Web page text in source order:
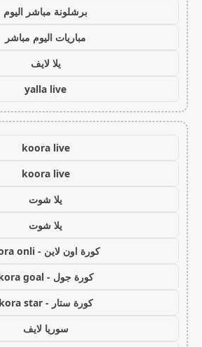
برشلونة مباشر اليوم
مباريات اليوم مباشر
يلا لايف
yalla live
koora live
koora live
يلا شوت
يلا شوت
كورة اون لاين - kora onli
كورة جول - kora goal
كورة ستار - kora star
سوريا لايف